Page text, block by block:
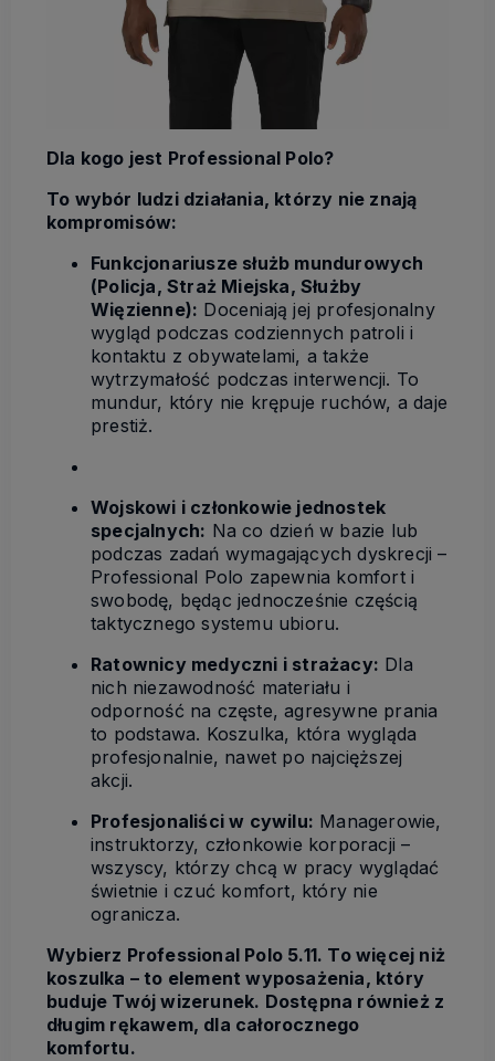
Dla kogo jest Professional Polo?
To wybór ludzi działania, którzy nie znają
kompromisów:
Funkcjonariusze służb mundurowych
(Policja, Straż Miejska, Służby
Więzienne): Doceniają jej profesjonalny
wygląd podczas codziennych patroli i
kontaktu z obywatelami, a także
wytrzymałość podczas interwencji. To
mundur, który nie krępuje ruchów, a daje
prestiż.
Wojskowi i członkowie jednostek
specjalnych: Na co dzień w bazie lub
podczas zadań wymagających dyskrecji –
Professional Polo zapewnia komfort i
swobodę, będąc jednocześnie częścią
taktycznego systemu ubioru.
Ratownicy medyczni i strażacy: Dla
nich niezawodność materiału i
odporność na częste, agresywne prania
to podstawa. Koszulka, która wygląda
profesjonalnie, nawet po najcięższej
akcji.
Profesjonaliści w cywilu: Managerowie,
instruktorzy, członkowie korporacji –
wszyscy, którzy chcą w pracy wyglądać
świetnie i czuć komfort, który nie
ogranicza.
Wybierz Professional Polo 5.11. To więcej niż
koszulka – to element wyposażenia, który
buduje Twój wizerunek. Dostępna również z
długim rękawem, dla całorocznego
komfortu.